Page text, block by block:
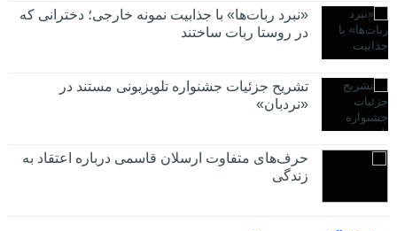
«نبرد ربات‌ها» با جذابیت نمونه خارجی؛ دخترانی که
در روستا ربات ساختند
تشریح جزئیات جشنواره‌ تلویزیونی مستند در
«نردبان»
حرف‌های متفاوت ارسلان قاسمی درباره اعتقاد به
زندگی